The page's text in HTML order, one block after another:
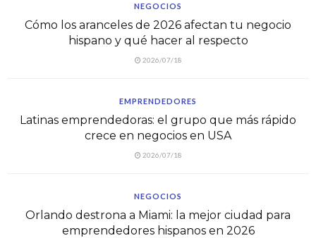
NEGOCIOS
Cómo los aranceles de 2026 afectan tu negocio
hispano y qué hacer al respecto
2026/07/18
EMPRENDEDORES
Latinas emprendedoras: el grupo que más rápido
crece en negocios en USA
2026/07/18
NEGOCIOS
Orlando destrona a Miami: la mejor ciudad para
emprendedores hispanos en 2026